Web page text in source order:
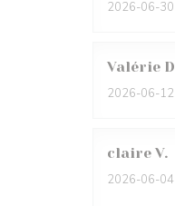
2026-06-30
Valérie D
2026-06-12
claire V
2026-06-04